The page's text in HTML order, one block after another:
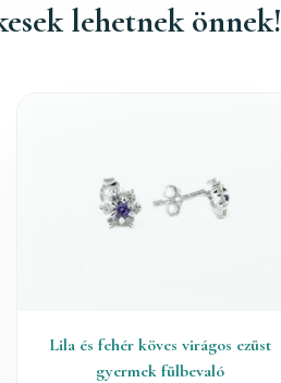
lehetnek önnek!
Lila és fehér köves virágos ezüst
gyermek fülbevaló